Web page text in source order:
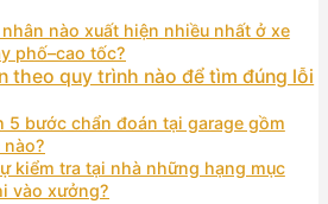
nào xuất hiện nhiều nhất ở xe
phố–cao tốc?
theo quy trình nào để tìm đúng lỗi
5 bước chẩn đoán tại garage gồm
kiểm tra tại nhà những hạng mục
vào xưởng?